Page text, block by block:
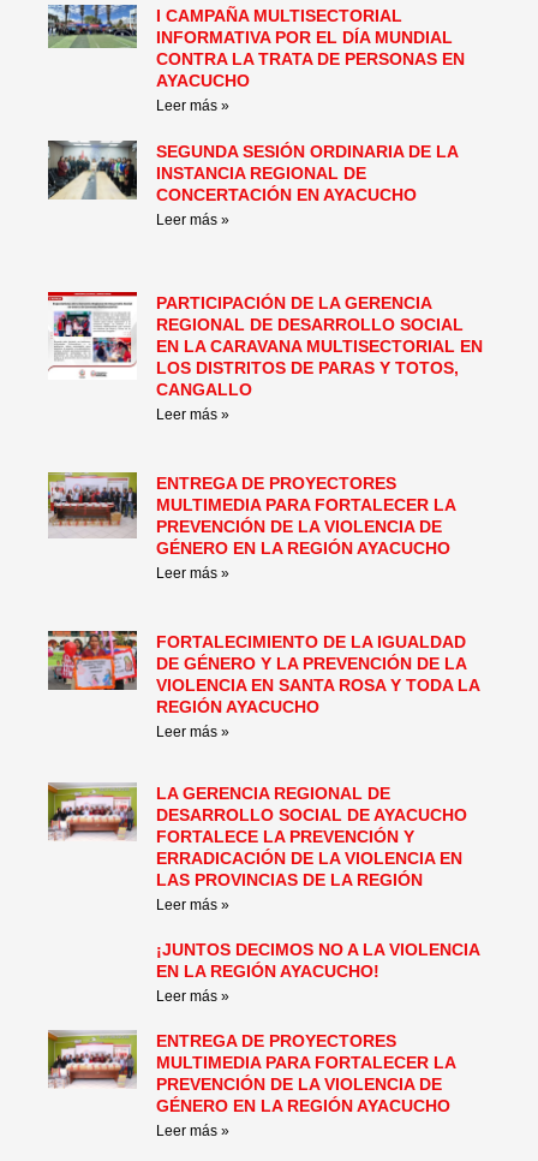
I CAMPAÑA MULTISECTORIAL
INFORMATIVA POR EL DÍA MUNDIAL
CONTRA LA TRATA DE PERSONAS EN
AYACUCHO
Leer más »
SEGUNDA SESIÓN ORDINARIA DE LA
INSTANCIA REGIONAL DE
CONCERTACIÓN EN AYACUCHO
Leer más »
PARTICIPACIÓN DE LA GERENCIA
REGIONAL DE DESARROLLO SOCIAL
EN LA CARAVANA MULTISECTORIAL EN
LOS DISTRITOS DE PARAS Y TOTOS,
CANGALLO
Leer más »
ENTREGA DE PROYECTORES
MULTIMEDIA PARA FORTALECER LA
PREVENCIÓN DE LA VIOLENCIA DE
GÉNERO EN LA REGIÓN AYACUCHO
Leer más »
FORTALECIMIENTO DE LA IGUALDAD
DE GÉNERO Y LA PREVENCIÓN DE LA
VIOLENCIA EN SANTA ROSA Y TODA LA
REGIÓN AYACUCHO
Leer más »
LA GERENCIA REGIONAL DE
DESARROLLO SOCIAL DE AYACUCHO
FORTALECE LA PREVENCIÓN Y
ERRADICACIÓN DE LA VIOLENCIA EN
LAS PROVINCIAS DE LA REGIÓN
Leer más »
¡JUNTOS DECIMOS NO A LA VIOLENCIA
EN LA REGIÓN AYACUCHO!
Leer más »
ENTREGA DE PROYECTORES
MULTIMEDIA PARA FORTALECER LA
PREVENCIÓN DE LA VIOLENCIA DE
GÉNERO EN LA REGIÓN AYACUCHO
Leer más »